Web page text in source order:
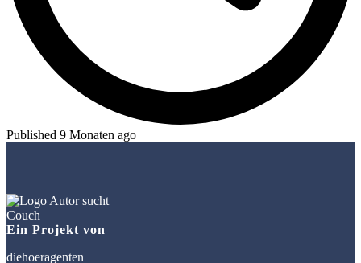
Published 9 Monaten ago
Ein Projekt von
diehoeragenten